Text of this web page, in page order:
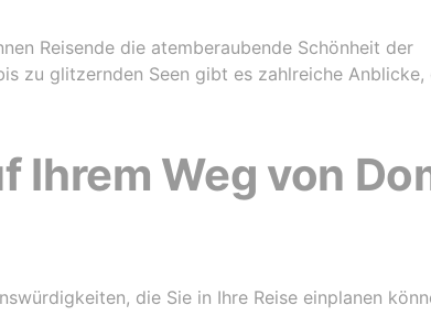
Reisende die atemberaubende Schönheit der
zu glitzernden Seen gibt es zahlreiche
Weg von
die Sie in Ihre Reise einplanen